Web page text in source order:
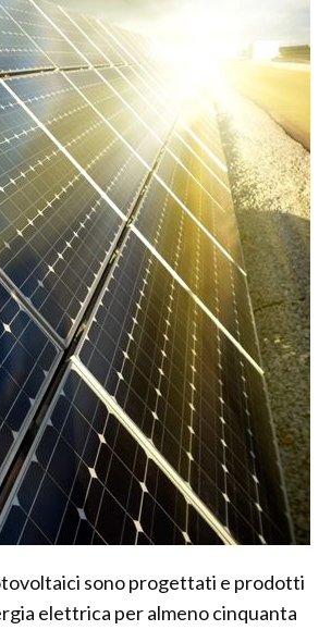
sono progettati e prodotti
elettrica per almeno cinquanta